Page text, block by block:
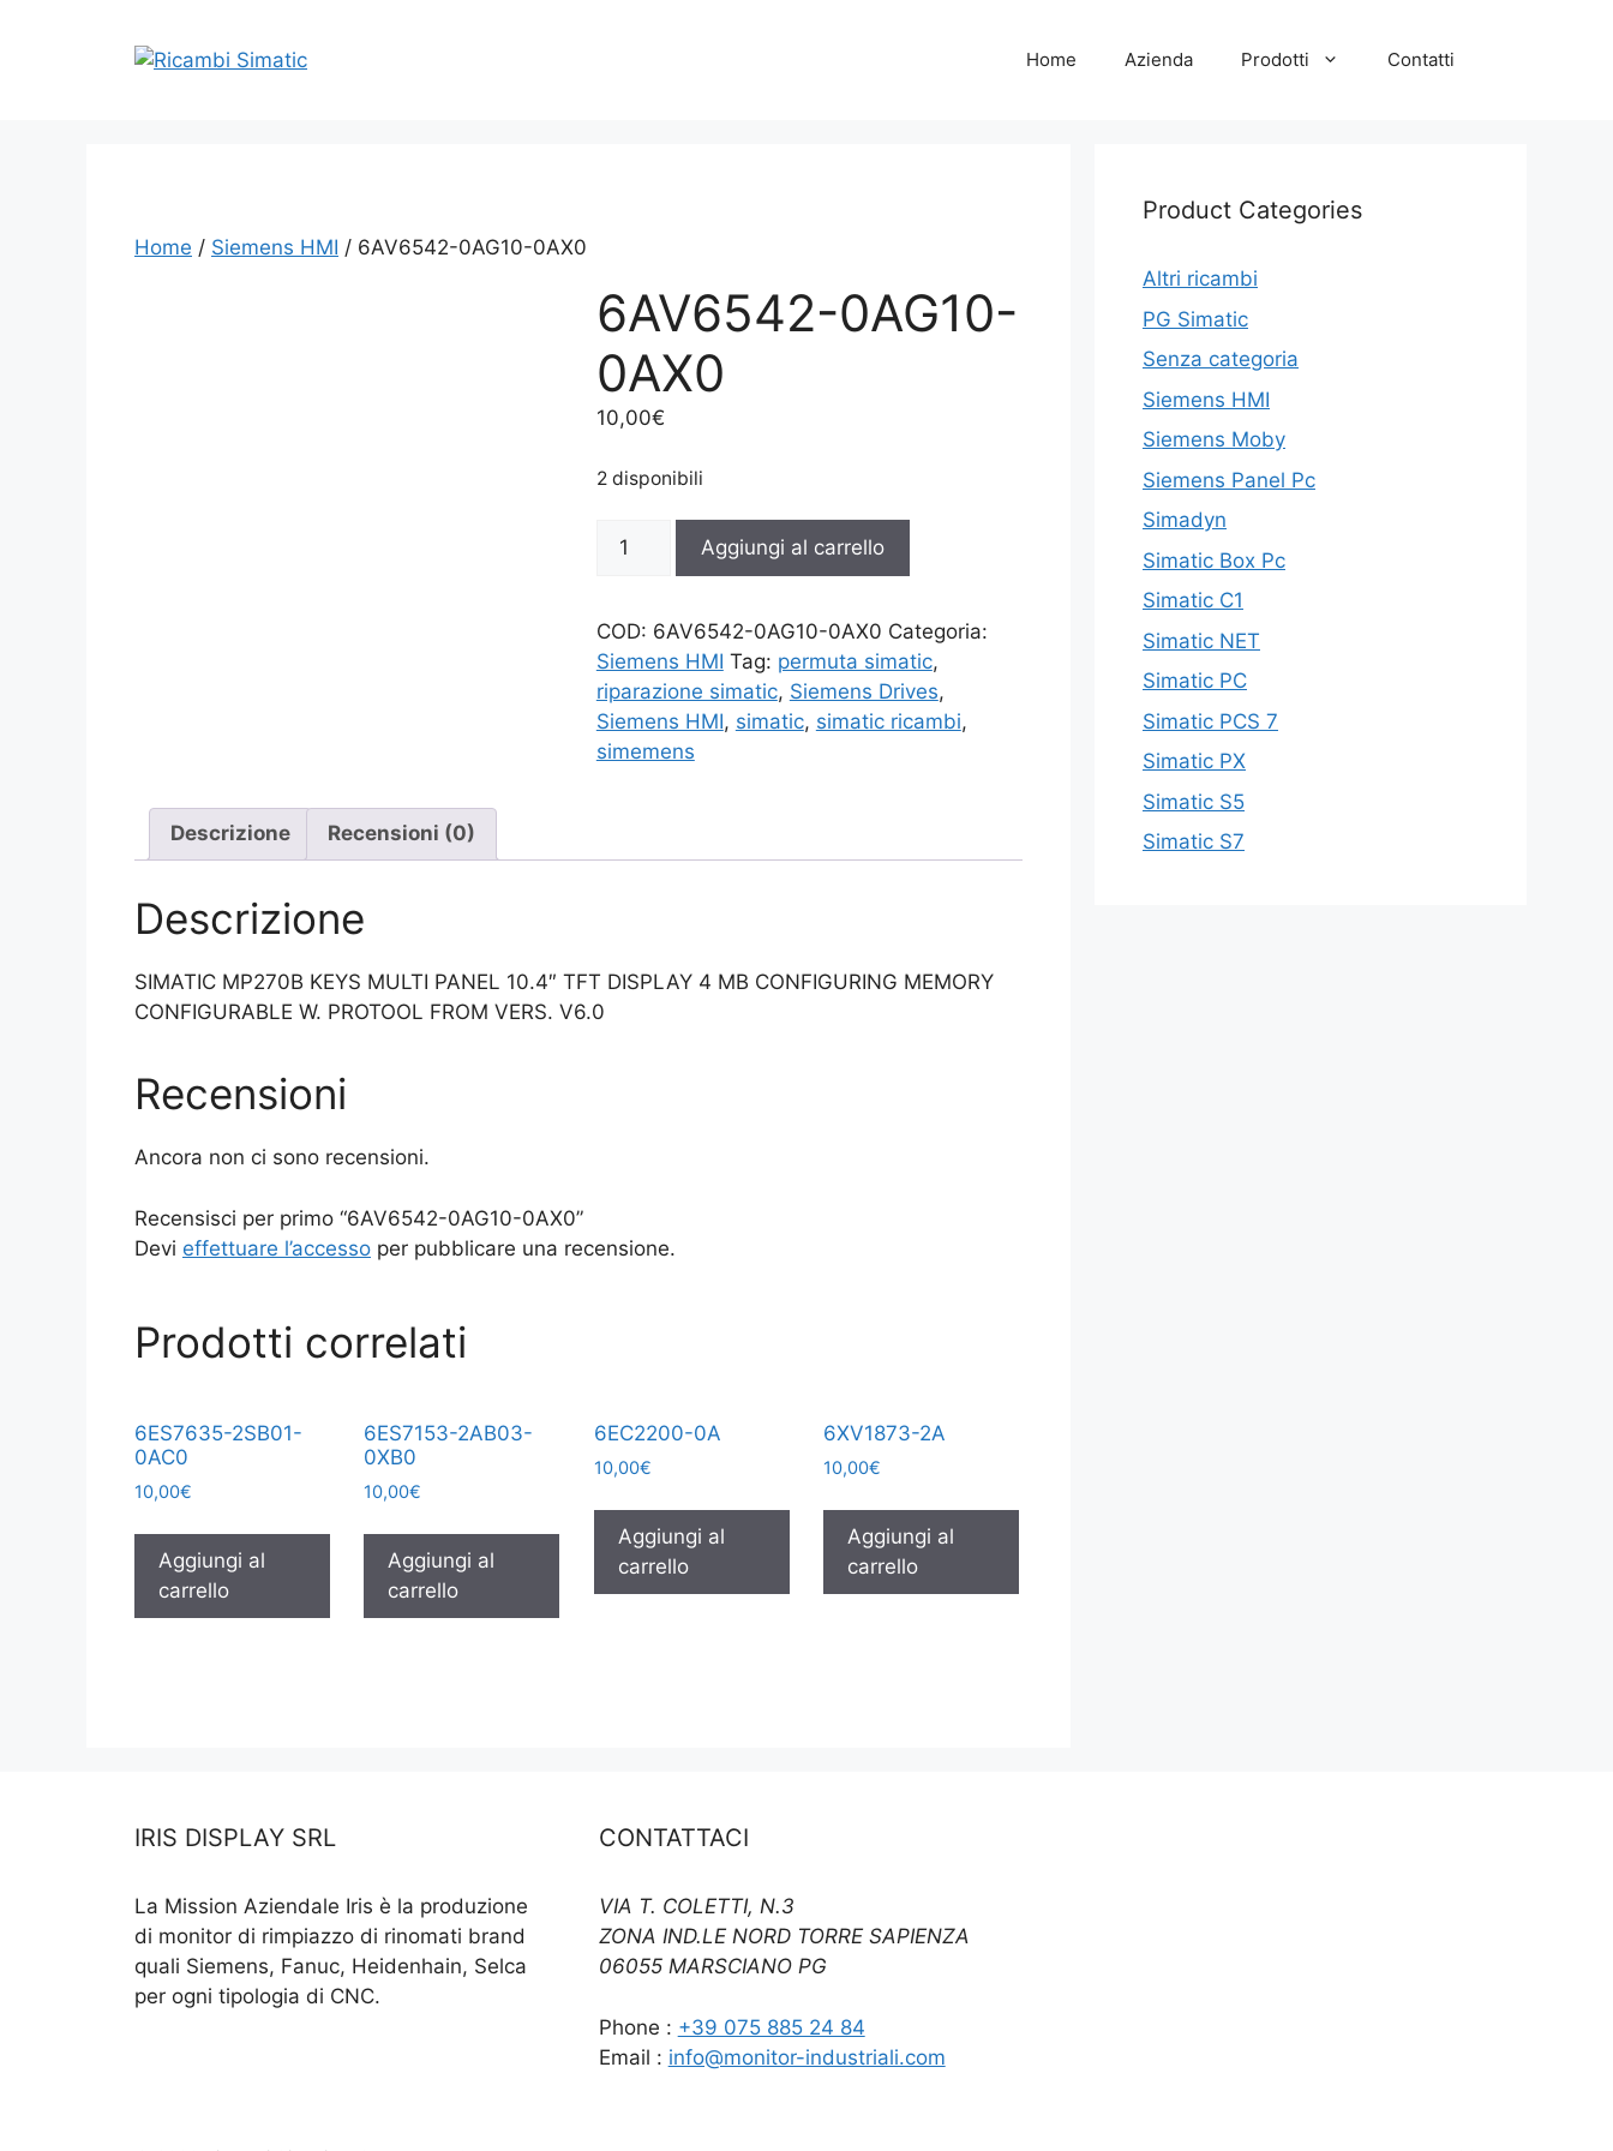
Home Azienda Prodotti Contatti
Home / Siemens HMI / 6AV6542-0AG10-0AX0
6AV6542-0AG10-
0AX0
10,00€
2 disponibili
0AG10-
quantità
Aggiungi al carrello
COD: 6AV6542-0AG10-0AX0 Categoria:
Siemens HMI Tag: permuta simatic,
riparazione simatic, Siemens Drives,
Siemens HMI, simatic, simatic ricambi,
simemens
Descrizione Recensioni (0)
Descrizione
SIMATIC MP270B KEYS MULTI PANEL 10.4″ TFT DISPLAY 4 MB CONFIGURING MEMORY
CONFIGURABLE W. PROTOOL FROM VERS. V6.0
Recensioni
Ancora non ci sono recensioni.
Recensisci per primo “6AV6542-0AG10-0AX0”
Devi effettuare l’accesso per pubblicare una recensione.
Prodotti correlati
6ES7635-2SB01-
0AC0
10,00€
Aggiungi al
carrello
6ES7153-2AB03-
0XB0
10,00€
Aggiungi al
carrello
6EC2200-0A
10,00€
Aggiungi al
carrello
6XV1873-2A
10,00€
Aggiungi al
carrello
Product Categories
Altri ricambi
PG Simatic
Senza categoria
Siemens HMI
Siemens Moby
Siemens Panel Pc
Simadyn
Simatic Box Pc
Simatic C1
Simatic NET
Simatic PC
Simatic PCS 7
Simatic PX
Simatic S5
Simatic S7
IRIS DISPLAY SRL
La Mission Aziendale Iris è la produzione
di monitor di rimpiazzo di rinomati brand
quali Siemens, Fanuc, Heidenhain, Selca
per ogni tipologia di CNC.
CONTATTACI
VIA T. COLETTI, N.3
ZONA IND.LE NORD TORRE SAPIENZA
06055 MARSCIANO PG
Phone : +39 075 885 24 84
Email : info@monitor-industriali.com